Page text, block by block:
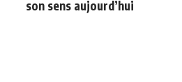
son sens aujourd’hui